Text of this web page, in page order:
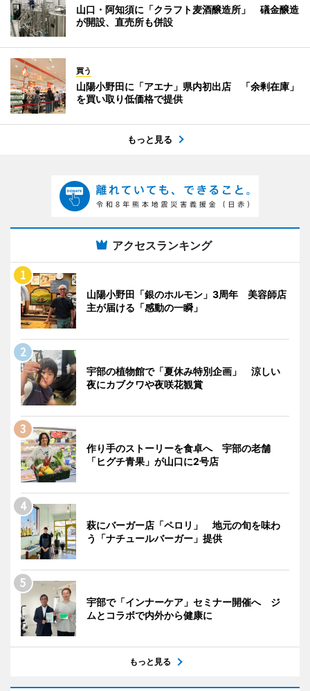
山口・阿知須に「クラフト麦酒醸造所」 礒金醸造
が開設、直売所も併設
買う
山陽小野田に「アエナ」県内初出店 「余剰在庫」
を買い取り低価格で提供
もっと見る
アクセスランキング
山陽小野田「銀のホルモン」3周年 美容師店
主が届ける「感動の一瞬」
宇部の植物館で「夏休み特別企画」 涼しい
夜にカブクワや夜咲花観賞
作り手のストーリーを食卓へ 宇部の老舗
「ヒグチ青果」が山口に2号店
萩にバーガー店「ペロリ」 地元の旬を味わ
う「ナチュールバーガー」提供
宇部で「インナーケア」セミナー開催へ ジ
ムとコラボで内外から健康に
もっと見る